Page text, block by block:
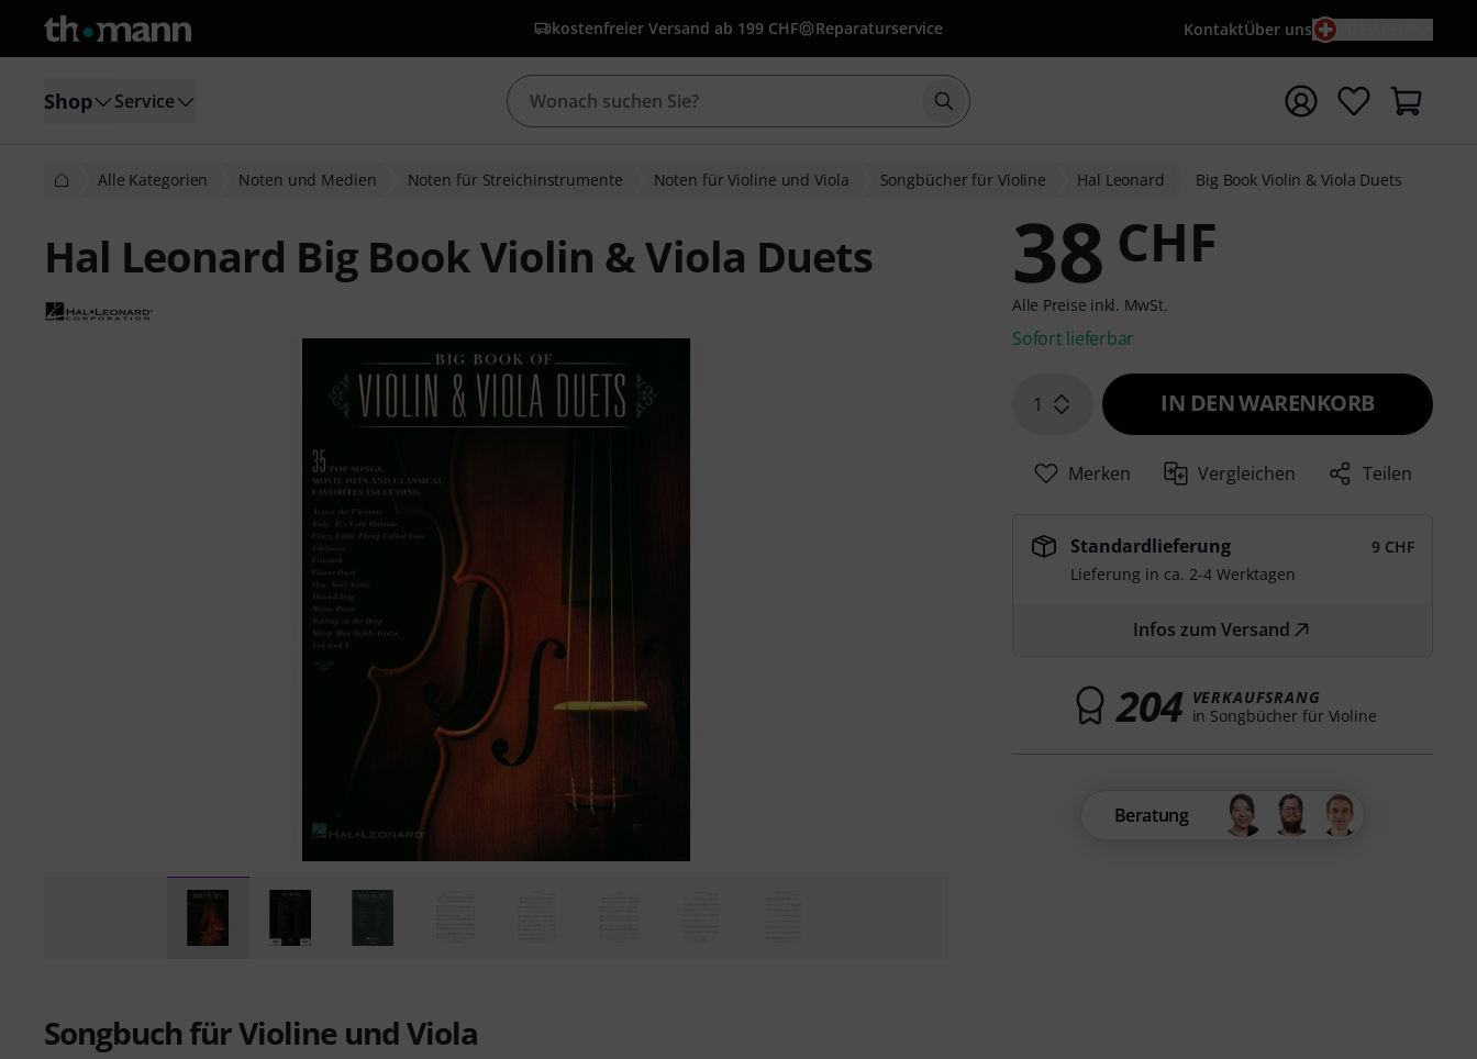
kostenfreier Versand ab 199 CHF Reparaturservice KontaktÜber uns
Shop Service Suche mit Suchwort {searchTerm} starten
Alle Kategorien Noten und Medien Noten für Streichinstrumente Noten für Violine und Viola Songbücher für Violine Hal Leonard Big Book Violin & Viola Duets
Hal Leonard Big Book Violin & Viola Duets
Songbuch für Violine und Viola
38 CHF
Alle Preise inkl. MwSt.
Sofort lieferbar
1 IN DEN WARENKORB
Merken Vergleichen Teilen
Standardlieferung
9 CHF
Lieferung in ca. 2-4 Werktagen
Infos zum Versand
204 VERKAUFSRANG
in Songbücher für Violine
Beratung